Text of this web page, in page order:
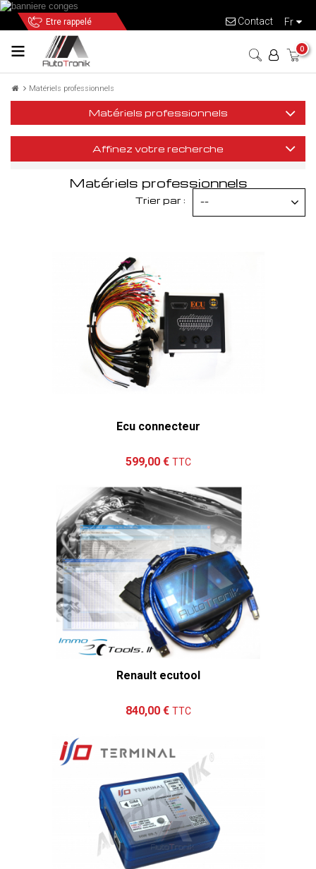
Etre rappelé fr
Contact
0
Matériels professionnels
Matériels professionnels
Affinez votre recherche
Matériels professionnels
Trier par : --
Ecu connecteur
599,00 € TTC
Renault ecutool
840,00 € TTC